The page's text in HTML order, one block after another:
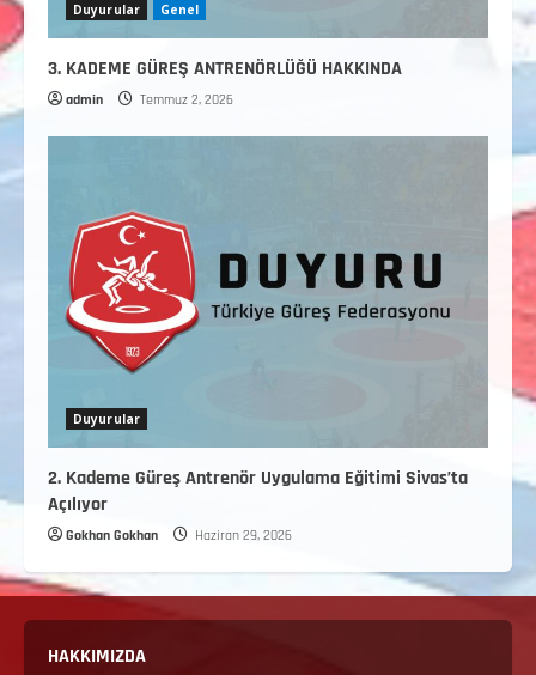
Duyurular Genel
3. KADEME GÜREŞ ANTRENÖRLÜĞÜ HAKKINDA
admin Temmuz 2, 2026
Duyurular
2. Kademe Güreş Antrenör Uygulama Eğitimi Sivas’ta
Açılıyor
Gokhan Gokhan Haziran 29, 2026
HAKKIMIZDA